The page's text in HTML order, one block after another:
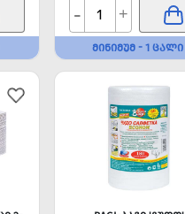
- +
ᲛᲘᲜᲘᲛᲣᲛ - 1 ᲪᲐᲚᲘ